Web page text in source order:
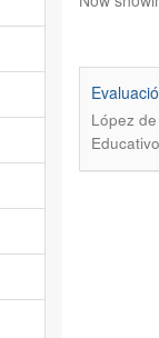
López